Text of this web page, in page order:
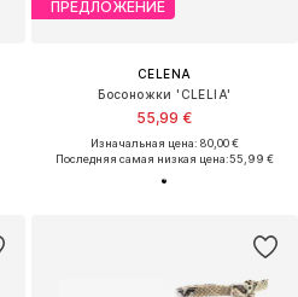
ПРЕДЛОЖЕНИЕ
CELENA
Босоножки 'CLELIA'
55,99 €
Изначальная цена: 80,00 €
Последняя самая низкая цена:55,99 €